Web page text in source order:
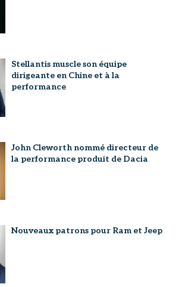
Stellantis muscle son équipe
dirigeante en Chine et à la
performance
John Cleworth nommé directeur de
la performance produit de Dacia
Nouveaux patrons pour Ram et Jeep